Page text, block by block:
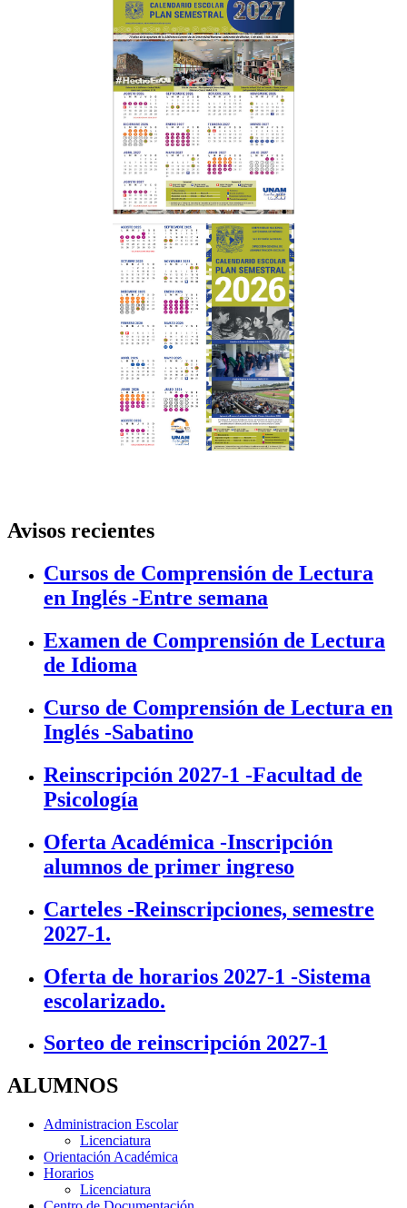
Avisos recientes
Cursos de Comprensión de Lectura
en Inglés -Entre semana
Examen de Comprensión de Lectura
de Idioma
Curso de Comprensión de Lectura en
Inglés -Sabatino
Reinscripción 2027-1 -Facultad de
Psicología
Oferta Académica -Inscripción
alumnos de primer ingreso
Carteles -Reinscripciones, semestre
2027-1.
Oferta de horarios 2027-1 -Sistema
escolarizado.
Sorteo de reinscripción 2027-1
ALUMNOS
Administracion Escolar
Licenciatura
Orientación Académica
Horarios
Licenciatura